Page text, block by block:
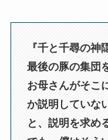
『千と千尋の神
最後の豚の集団
お母さんがそこ
か説明していな
と、説明を求め